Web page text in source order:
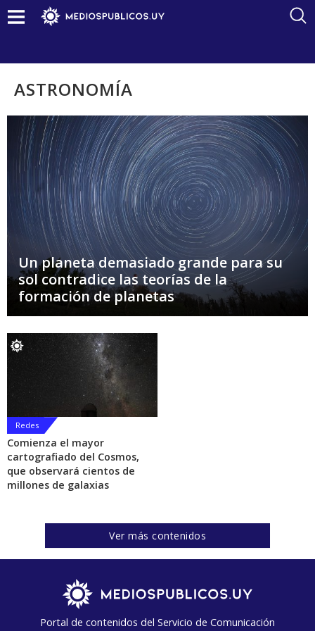
ASTRONOMÍA
Un planeta demasiado grande para su
sol contradice las teorías de la
formación de planetas
Redes
Comienza el mayor
cartografiado del Cosmos,
que observará cientos de
millones de galaxias
Ver más contenidos
Portal de contenidos del Servicio de Comunicación